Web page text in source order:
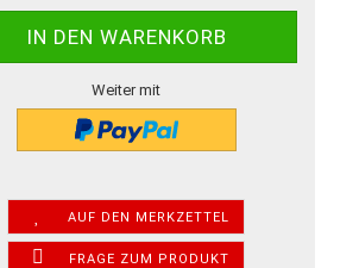
Weiter mit
AUF DEN MERKZETTEL
FRAGE ZUM PRODUKT